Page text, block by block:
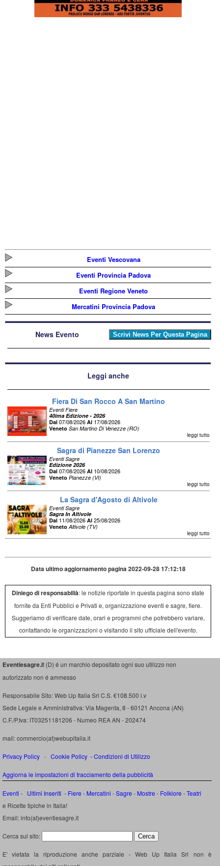
Eventi Vescovana
Eventi Provincia Padova
Eventi Regione Veneto
Mercatini Provincia Padova
News Evento
Leggi anche
Fiera Di San Rocco A San Martino
Eventi Fiere
40ima Edizione - 2026
Dal 07/08/2026 Al 17/08/2026
Veneto San Martino Di Venezze (RO)
leggi tutto
Sagra di Pianezze San Lorenzo
Eventi Sagre
Edizione 2026
Dal 07/08/2026 Al 10/08/2026
Veneto Pianezze (VI)
leggi tutto
La Sagra d'Agosto di Altivole
Eventi Sagre
Sagra In Altivole
Dal 11/08/2026 Al 25/08/2026
Veneto Altivole (TV)
leggi tutto
Data ultimo aggiornamento pagina 2022-09-28 17:12:18
Diniego di responsabilià: le notizie riportate in questa pagina sono state
fornite da Enti Pubblici e Privati e, organizzazione eventi e sagre, fiere.
Suggeriamo di verificare date, orari e programmi che potrebbero variare,
contattando le organizzazioni o visitando il sito ufficiale dell'evento.
Eventiesagre.it (D) é un marchio depositato ogni suo utilizzo non
autorizzato non é ammesso
Responsabile Sito: Web Up Italia Srl C.S. €108.500 i.v
Sede Legale e Amministrativa: Via Magenta, 8 - 60121 Ancona (AN)
C.F./P.Iva: IT03251181206 - Numeo REA AN - 202474
mail: commercio(at)webupitalia.it
Privacy Policy - Cookie Policy -Condizioni di Utilizzo
Aggiorna le impostazioni di tracciamento della pubblicità
Eventi - Ultimi Inseriti - Fiere - Mercatini -Sagre - Mostre - Folklore -Teatri
e Ricette tipiche in Italia!
Email: info(at)eventiesagre.it
Cerca sul sito:
E' vietata la riproduzione anche parziale - Web Up Italia Srl non è